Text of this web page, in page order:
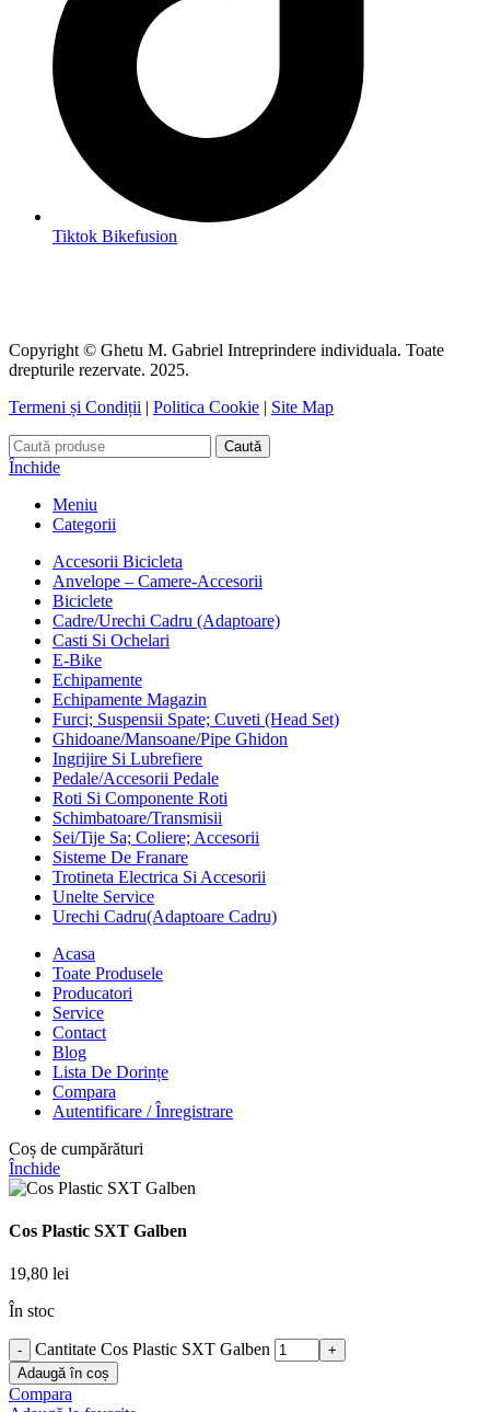
Tiktok Bikefusion
Copyright © Ghetu M. Gabriel Intreprindere individuala. Toate
drepturile rezervate. 2025.
Termeni și Condiții | Politica Cookie | Site Map
Caută
Închide
Meniu
Categorii
Accesorii Bicicleta
Anvelope – Camere-Accesorii
Biciclete
Cadre/Urechi Cadru (Adaptoare)
Casti Si Ochelari
E-Bike
Echipamente
Echipamente Magazin
Furci; Suspensii Spate; Cuveti (Head Set)
Ghidoane/Mansoane/Pipe Ghidon
Ingrijire Si Lubrefiere
Pedale/Accesorii Pedale
Roti Si Componente Roti
Schimbatoare/Transmisii
Sei/Tije Sa; Coliere; Accesorii
Sisteme De Franare
Trotineta Electrica Si Accesorii
Unelte Service
Urechi Cadru(Adaptoare Cadru)
Acasa
Toate Produsele
Producatori
Service
Contact
Blog
Lista De Dorințe
Compara
Autentificare / Înregistrare
Coș de cumpărături
Închide
Cos Plastic SXT Galben
19,80 lei
În stoc
Cantitate Cos Plastic SXT Galben
Adaugă în coș
Compara